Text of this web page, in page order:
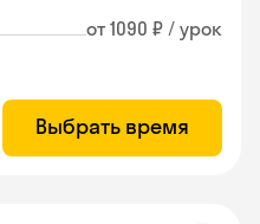
от 1090 ₽ / урок
Выбрать время